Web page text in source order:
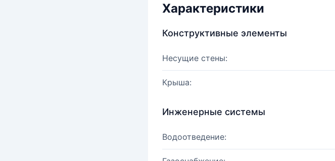
Характеристики
Конструктивные элементы
Несущие стены:
Крыша:
Инженерные системы
Водоотведение: